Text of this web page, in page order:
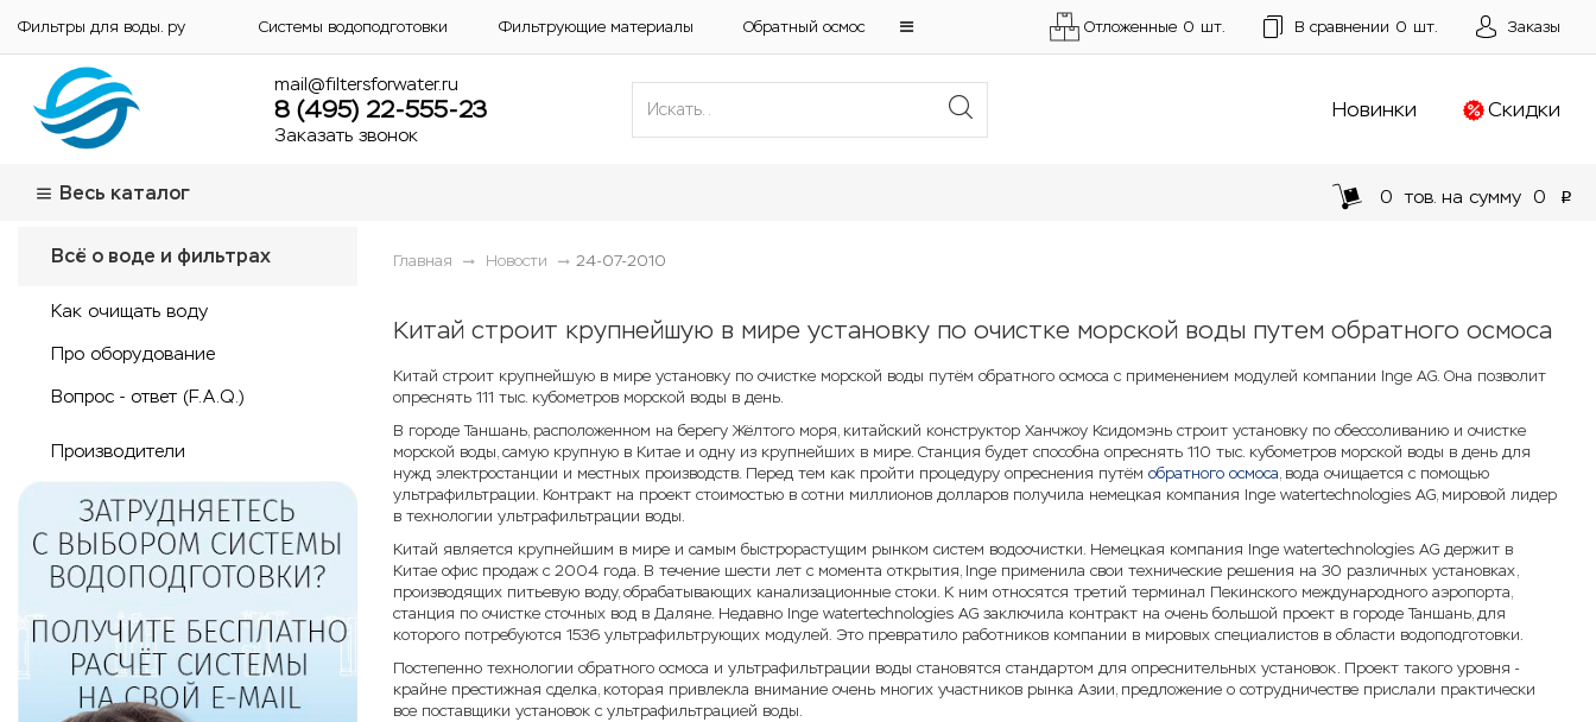
Фильтры для воды. ру Системы водоподготовки Фильтрующие материалы Обратный осмос Отложенные 0 шт. В сравнении 0 шт. Заказы
mail@filtersforwater.ru
8 (495) 22-555-23
Заказать звонок
Новинки Скидки
Весь каталог 0 тов. на сумму 0 p
Всё о воде и фильтрах
Как очищать воду
Про оборудование
Вопрос - ответ (F.A.Q.)
Производители
Главная Новости 24-07-2010
Китай строит крупнейшую в мире установку по очистке морской воды путем обратного осмоса
Китай строит крупнейшую в мире установку по очистке морской воды путём обратного осмоса с применением модулей компании Inge AG. Она позволит
опреснять 111 тыс. кубометров морской воды в день.
В городе Таншань, расположенном на берегу Жёлтого моря, китайский конструктор Ханчжоу Ксидомэнь строит установку по обессоливанию и очистке
морской воды, самую крупную в Китае и одну из крупнейших в мире. Станция будет способна опреснять 110 тыс. кубометров морской воды в день для
нужд электростанции и местных производств. Перед тем как пройти процедуру опреснения путём обратного осмоса, вода очищается с помощью
ультрафильтрации. Контракт на проект стоимостью в сотни миллионов долларов получила немецкая компания Inge watertechnologies AG, мировой лидер
в технологии ультрафильтрации воды.
Китай является крупнейшим в мире и самым быстрорастущим рынком систем водоочистки. Немецкая компания Inge watertechnologies AG держит в
Китае офис продаж с 2004 года. В течение шести лет с момента открытия, Inge применила свои технические решения на 30 различных установках,
производящих питьевую воду, обрабатывающих канализационные стоки. К ним относятся третий терминал Пекинского международного аэропорта,
станция по очистке сточных вод в Даляне. Недавно Inge watertechnologies AG заключила контракт на очень большой проект в городе Таншань, для
которого потребуются 1536 ультрафильтрующих модулей. Это превратило работников компании в мировых специалистов в области водоподготовки.
Постепенно технологии обратного осмоса и ультрафильтрации воды становятся стандартом для опреснительных установок. Проект такого уровня -
крайне престижная сделка, которая привлекла внимание очень многих участников рынка Азии, предложение о сотрудничестве прислали практически
все поставщики установок с ультрафильтрацией воды.